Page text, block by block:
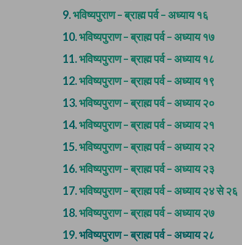
9.भविष्यपुराण – ब्राह्म पर्व – अध्याय १६
10.भविष्यपुराण – ब्राह्म पर्व – अध्याय १७
11.भविष्यपुराण – ब्राह्म पर्व – अध्याय १८
12.भविष्यपुराण – ब्राह्म पर्व – अध्याय १९
13.भविष्यपुराण – ब्राह्म पर्व – अध्याय २०
14.भविष्यपुराण – ब्राह्म पर्व – अध्याय २१
15.भविष्यपुराण – ब्राह्म पर्व – अध्याय २२
16.भविष्यपुराण – ब्राह्म पर्व – अध्याय २३
17.भविष्यपुराण – ब्राह्म पर्व – अध्याय २४ से २६
18.भविष्यपुराण – ब्राह्म पर्व – अध्याय २७
19.भविष्यपुराण – ब्राह्म पर्व – अध्याय २८